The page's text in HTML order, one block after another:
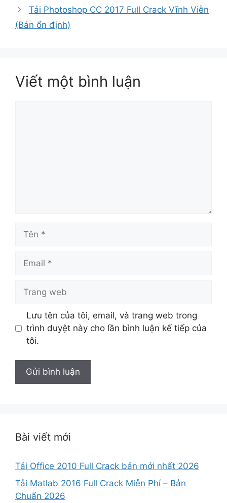
Tải Photoshop CC 2017 Full Crack Vĩnh Viễn
(Bản ổn định)
Viết một bình luận
web
Lưu tên của tôi, email, và trang web trong
trình duyệt này cho lần bình luận kế tiếp của
tôi.
Bài viết mới
Tải Office 2010 Full Crack bản mới nhất 2026
Tải Matlab 2016 Full Crack Miễn Phí – Bản
Chuẩn 2026